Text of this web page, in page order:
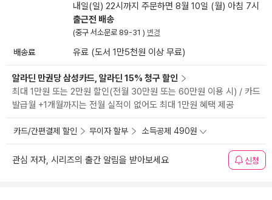
내일(일) 22시까지 주문하면 8월 10일 (월) 아침 7시
출근전 배송
(중구 서소문로 89-31 ) 변경
배송료 유료 (도서 1만5천원 이상 무료)
알라딘 만권당 삼성카드, 알라딘 15% 청구 할인
최대 1만원 또는 2만원 할인(전월 30만원 또는 60만원 이용 시) / 카드
발급월 +1개월까지는 전월 실적이 없어도 최대 1만원 혜택 제공
카드/간편결제 할인 무이자 할부 소득공제 490원
관심 저자, 시리즈의 출간 알림을 받아보세요 신청